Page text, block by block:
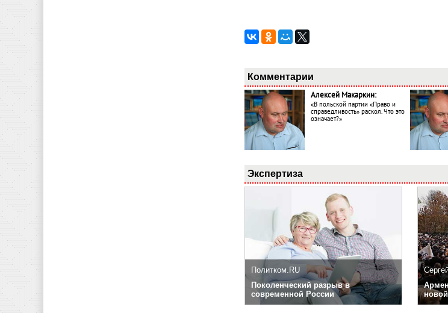
Комментарии
Алексей Макаркин:
«В польской партии «Право и
справедливость» раскол. Что это
означает?»
Экспертиза
Политком.RU
Поколенческий разрыв в
современной России